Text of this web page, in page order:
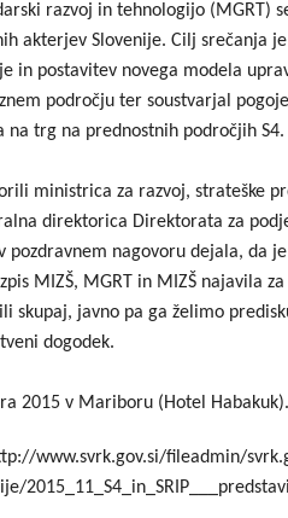
razvoj in tehnologijo (MGRT)
akterjev Slovenije. Cilj srečanja
in postavitev novega modela
področju ter soustvarjal
trg na prednostnih področjih S4.
ministrica za razvoj, strateške
direktorica Direktorata za
pozdravnem nagovoru dejala, da
MIZŠ, MGRT in MIZŠ najavila
skupaj, javno pa ga želimo
dogodek.
2015 v Mariboru (Hotel Habakuk).
www.svrk.gov.si/fileadmin/